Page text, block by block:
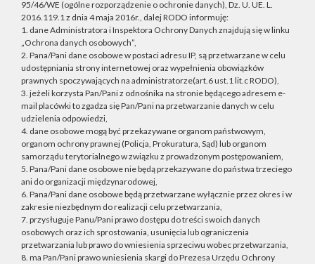
95/46/WE (ogólne rozporządzenie o ochronie danych), Dz. U. UE. L.
2016.119.1 z dnia 4 maja 2016r., dalej RODO informuję:
1. dane Administratora i Inspektora Ochrony Danych znajdują się w linku
„Ochrona danych osobowych”,
2. Pana/Pani dane osobowe w postaci adresu IP, są przetwarzane w celu
udostępniania strony internetowej oraz wypełnienia obowiązków
prawnych spoczywających na administratorze(art.6 ust.1 lit.c RODO),
3. jeżeli korzysta Pan/Pani z odnośnika na stronie będącego adresem e-
mail placówki to zgadza się Pan/Pani na przetwarzanie danych w celu
udzielenia odpowiedzi,
4. dane osobowe mogą być przekazywane organom państwowym,
organom ochrony prawnej (Policja, Prokuratura, Sąd) lub organom
samorządu terytorialnego w związku z prowadzonym postępowaniem,
5. Pana/Pani dane osobowe nie będą przekazywane do państwa trzeciego
ani do organizacji międzynarodowej,
6. Pana/Pani dane osobowe będą przetwarzane wyłącznie przez okres i w
zakresie niezbędnym do realizacji celu przetwarzania,
7. przysługuje Panu/Pani prawo dostępu do treści swoich danych
osobowych oraz ich sprostowania, usunięcia lub ograniczenia
przetwarzania lub prawo do wniesienia sprzeciwu wobec przetwarzania,
8. ma Pan/Pani prawo wniesienia skargi do Prezesa Urzędu Ochrony